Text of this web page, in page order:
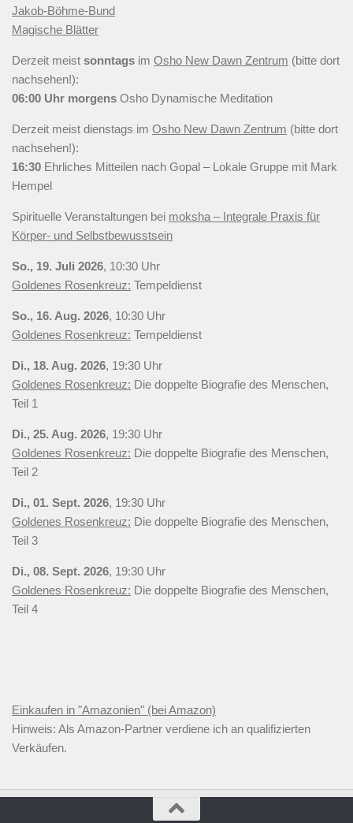
Jakob-Böhme-Bund
Magische Blätter
Derzeit meist sonntags im Osho New Dawn Zentrum (bitte dort
nachsehen!):
06:00 Uhr morgens Osho Dynamische Meditation
Derzeit meist dienstags im Osho New Dawn Zentrum (bitte dort
nachsehen!):
16:30 Ehrliches Mitteilen nach Gopal – Lokale Gruppe mit Mark
Hempel
Spirituelle Veranstaltungen bei moksha – Integrale Praxis für
Körper- und Selbstbewusstsein
So., 19. Juli 2026, 10:30 Uhr
Goldenes Rosenkreuz: Tempeldienst
So., 16. Aug. 2026, 10:30 Uhr
Goldenes Rosenkreuz: Tempeldienst
Di., 18. Aug. 2026, 19:30 Uhr
Goldenes Rosenkreuz: Die doppelte Biografie des Menschen,
Teil 1
Di., 25. Aug. 2026, 19:30 Uhr
Goldenes Rosenkreuz: Die doppelte Biografie des Menschen,
Teil 2
Di., 01. Sept. 2026, 19:30 Uhr
Goldenes Rosenkreuz: Die doppelte Biografie des Menschen,
Teil 3
Di., 08. Sept. 2026, 19:30 Uhr
Goldenes Rosenkreuz: Die doppelte Biografie des Menschen,
Teil 4
Einkaufen in "Amazonien" (bei Amazon)
Hinweis: Als Amazon-Partner verdiene ich an qualifizierten
Verkäufen.